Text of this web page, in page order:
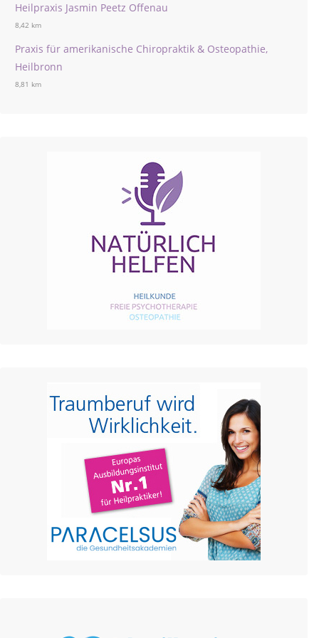
Heilpraxis Jasmin Peetz Offenau
8,42 km
Praxis für amerikanische Chiropraktik & Osteopathie,
Heilbronn
8,81 km